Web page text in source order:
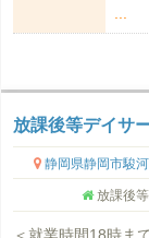
...
放課後等デイサ
静岡県静岡市駿
放課後
＜就業時間18時ま